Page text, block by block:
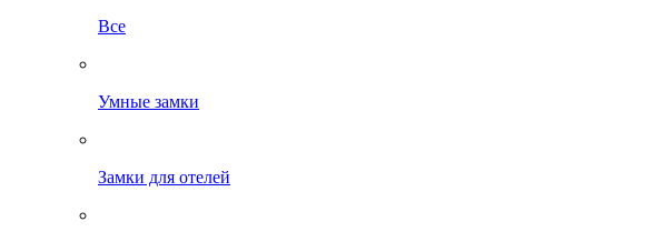
Все
Умные замки
Замки для отелей